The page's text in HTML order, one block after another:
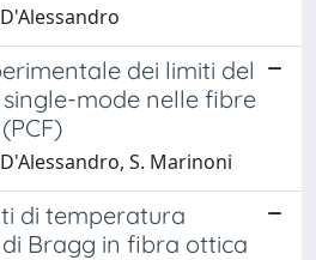
dei limiti del
mode nelle fibre
S. Marinoni
di temperatura
Bragg in fibra ottica